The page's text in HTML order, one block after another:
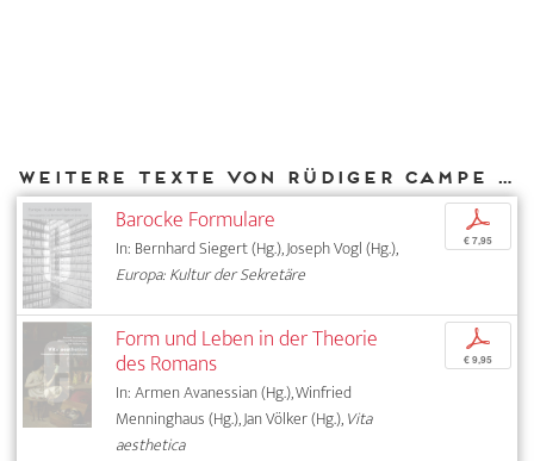
Weitere Texte von Rüdiger Campe bei DIAPHANES
Barocke Formulare
In: Bernhard Siegert (Hg.), Joseph Vogl (Hg.),
Europa: Kultur der Sekretäre
p
€ 7,95
Form und Leben in der Theorie
des Romans
In: Armen Avanessian (Hg.), Winfried
Menninghaus (Hg.), Jan Völker (Hg.),Vita
aesthetica
p
€ 9,95